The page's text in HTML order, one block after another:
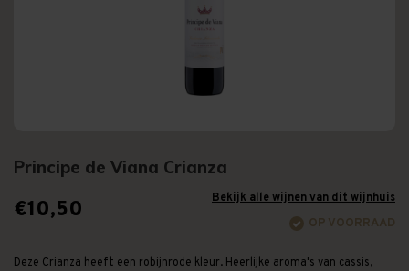
Principe de Viana Crianza
€10,50
Bekijk alle wijnen van dit wijnhuis
OP VOORRAAD
Deze Crianza heeft een robijnrode kleur. Heerlijke aroma's van cassis,